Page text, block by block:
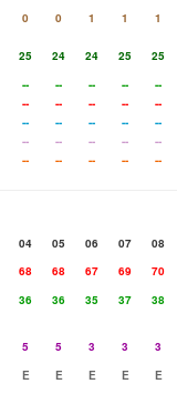
0 0 1 1
1
25 24 24 25
25
-- -- -- --
--
-- -- -- --
--
-- -- -- --
--
-- -- -- --
--
-- -- -- -- --
04 05 06 07
08
68 68 67 69
70
36 36 35 37
38
5 5 3 3
3
E E E E
E